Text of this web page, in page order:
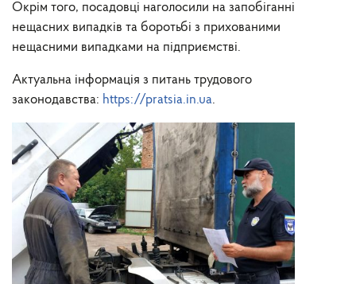
Окрім того, посадовці наголосили на запобіганні
нещасних випадків та боротьбі з прихованими
нещасними випадками на підприємстві.
Актуальна інформація з питань трудового
законодавства: https://pratsia.in.ua.